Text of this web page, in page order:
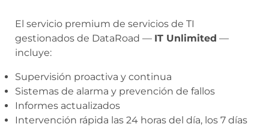
El servicio premium de servicios de TI
gestionados de DataRoad — IT Unlimited —
incluye:
Supervisión proactiva y continua
Sistemas de alarma y prevención de fallos
Informes actualizados
Intervención rápida las 24 horas del día, los 7 días